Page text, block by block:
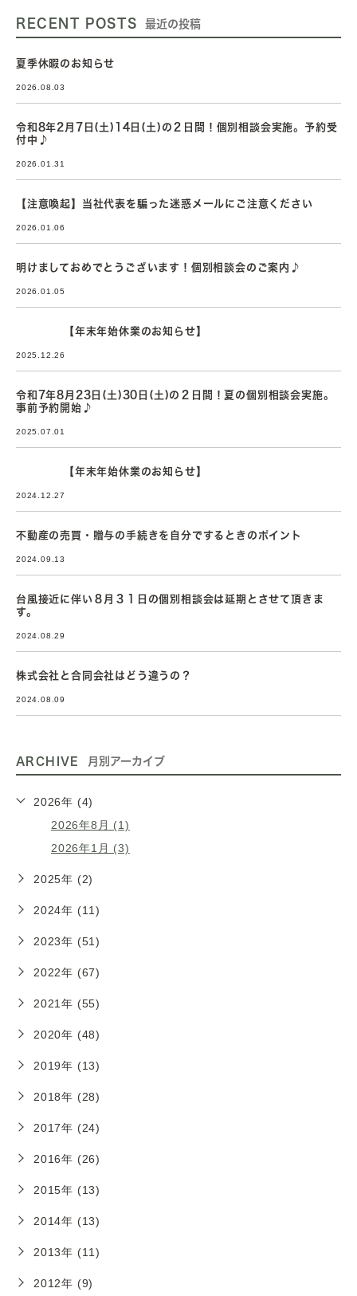
RECENT POSTS 最近の投稿
夏季休暇のお知らせ
2026.08.03
令和8年2月7日(土)14日(土)の２日間！個別相談会実施。予約受
付中♪
2026.01.31
【注意喚起】当社代表を騙った迷惑メールにご注意ください
2026.01.06
明けましておめでとうございます！個別相談会のご案内♪
2026.01.05
【年末年始休業のお知らせ】
2025.12.26
令和7年8月23日(土)30日(土)の２日間！夏の個別相談会実施。
事前予約開始♪
2025.07.01
【年末年始休業のお知らせ】
2024.12.27
不動産の売買・贈与の手続きを自分でするときのポイント
2024.09.13
台風接近に伴い８月３１日の個別相談会は延期とさせて頂きま
す。
2024.08.29
株式会社と合同会社はどう違うの？
2024.08.09
ARCHIVE 月別アーカイブ
2026年 (4)
2026年8月 (1)
2026年1月 (3)
2025年 (2)
2024年 (11)
2023年 (51)
2022年 (67)
2021年 (55)
2020年 (48)
2019年 (13)
2018年 (28)
2017年 (24)
2016年 (26)
2015年 (13)
2014年 (13)
2013年 (11)
2012年 (9)